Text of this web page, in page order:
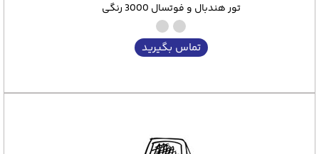
تور هندبال و فوتسال 3000 رنگی
تماس بگیرید